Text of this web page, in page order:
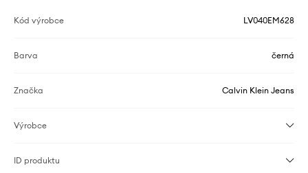
Kód výrobce LV040EM628
Barva černá
Značka Calvin Klein Jeans
Výrobce
ID produktu